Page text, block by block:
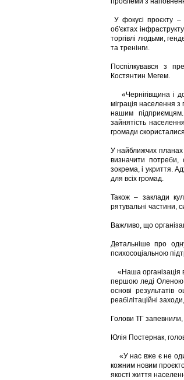
У фокусі проєкту –
об'єктах
торгівлі людьми,
та тренінги.
Поспілкувався з
Костянтин Мегем.
«Чернігівщина і
міграція населення з
нашим
зайнятість
громади
У найближчих планах
визначити потреби,
зокрема, і укриття.
для всіх громад.
Також – заклади
рятувальні частини,
Важливо, що
Детальніше про
психосоціальною
«Наша організація
першою леді Оленою
основі результатів
реабілітаційні
Голови ТГ запевнили,
Юлія Постернак,
«У нас вже є не
кожним новим
якості життя